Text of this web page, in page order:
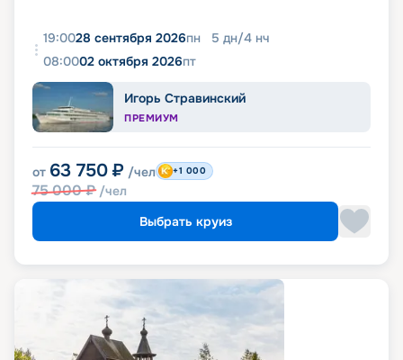
19:0028 сентября 2026пн 5 дн/4 нч
08:0002 октября 2026пт
Игорь Стравинский
ПРЕМИУМ
от 63 750 ₽ /чел
75 000₽ /чел
+1 000
Выбрать круиз